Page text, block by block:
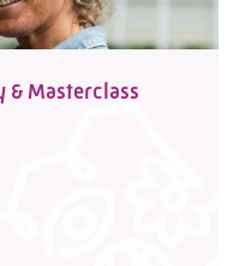
& Masterclass